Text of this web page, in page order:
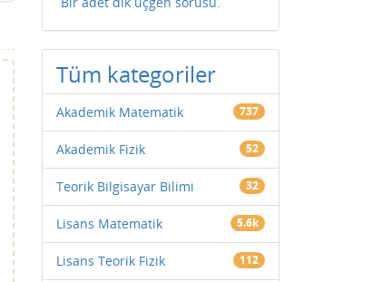
Tüm kategoriler
Akademik Matematik 737
Akademik Fizik 52
Teorik Bilgisayar Bilimi 32
Lisans Matematik 5.6k
Lisans Teorik Fizik 112